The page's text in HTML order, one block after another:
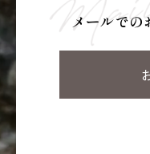
メールでの